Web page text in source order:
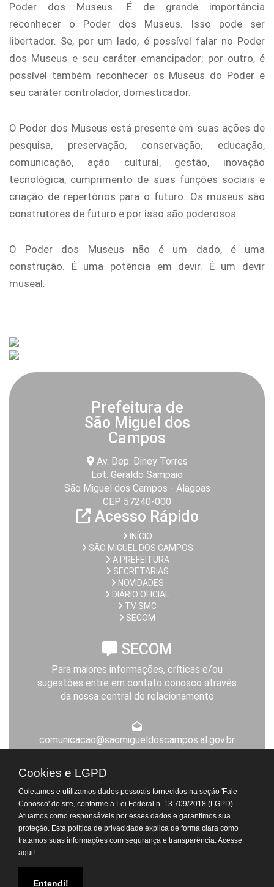
Atendimento Virtual do
Departamento de Tributos
Poder dos Museus. É de grande importância
reconhecer o Poder dos Museus. Isso pode ser
libertador. Se, por um lado, é possível falar no Poder
dos Museus e seu caráter emancipador; por outro, é
possível também reconhecer os Museus do Poder e
seu caráter controlador, domesticador.
O Poder dos Museus está presente em suas ações de
pesquisa, preservação, conservação, educação,
comunicação, ação cultural, gestão, inovação
tecnológica, cumprimento de suas funções sociais e
criação de repertórios para o futuro. Os museus são
construtores de futuro e por isso são poderosos.
O Poder dos Museus não é um dado, é uma
construção. É uma potência em devir. É um devir
museal.
Prefeitura de
São Miguel dos
Campos
Av. Dep. Diney Torres
Lot. Geraldo Sampaio
São Miguel dos Campos - Alagoas
CEP 57240-000
Acesso Rápido
INÍCIO
SÃO MIGUEL DOS CAMPOS
A PREFEITURA
SECRETARIAS
NOVIDADES
DIÁRIO OFICIAL
TV SMC
SECOM
SECOM
Para maiores informações, críticas e/ou
sugestões entre em contato conosco através
da nossa central de relacionamento
comunicacao@saomigueldoscampos.al.gov.br
Expediente da Prefeitura
© Todos os Direitos Reservados. 2026 - Prefeitura de São Miguel dos
Cookies e LGPD
Coletamos e utilizamos dados pessoais fornecidos na seção 'Fale
Conosco' do site, conforme a Lei Federal n. 13.709/2018 (LGPD).
Atuamos como responsáveis por esses dados e garantimos sua
proteção. Esta política de privacidade explica de forma clara como
tratamos suas informações com segurança e transparência.Acesse
aqui!
Entendi!